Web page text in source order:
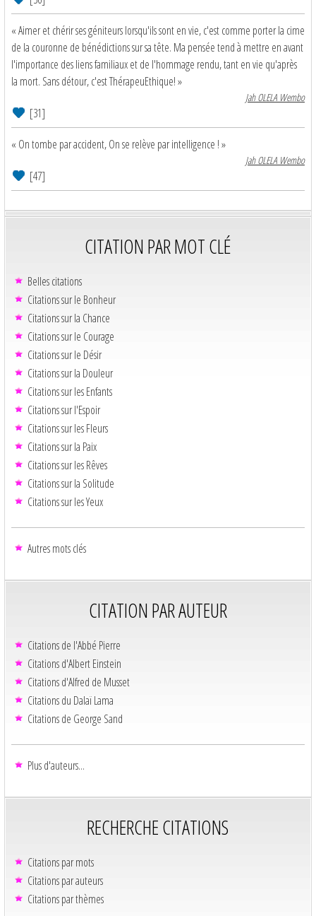
« Aimer et chérir ses géniteurs lorsqu'ils sont en vie, c'est comme porter la cime
de la couronne de bénédictions sur sa tête. Ma pensée tend à mettre en avant
l'importance des liens familiaux et de l'hommage rendu, tant en vie qu'après
la mort. Sans détour, c'est ThérapeuEthique! »
Jah OLELA Wembo
[31]
« On tombe par accident, On se relève par intelligence ! »
Jah OLELA Wembo
[47]
CITATION PAR MOT CLÉ
Belles citations
Citations sur le Bonheur
Citations sur la Chance
Citations sur le Courage
Citations sur le Désir
Citations sur la Douleur
Citations sur les Enfants
Citations sur l'Espoir
Citations sur les Fleurs
Citations sur la Paix
Citations sur les Rêves
Citations sur la Solitude
Citations sur les Yeux
Autres mots clés
CITATION PAR AUTEUR
Citations de l'Abbé Pierre
Citations d'Albert Einstein
Citations d'Alfred de Musset
Citations du Dalaï Lama
Citations de George Sand
Plus d'auteurs...
RECHERCHE CITATIONS
Citations par mots
Citations par auteurs
Citations par thèmes